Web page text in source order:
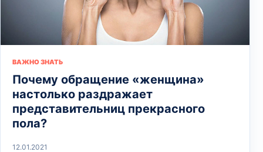
ВАЖНО ЗНАТЬ
Почему обращение «женщина»
настолько раздражает
представительниц прекрасного
пола?
12.01.2021